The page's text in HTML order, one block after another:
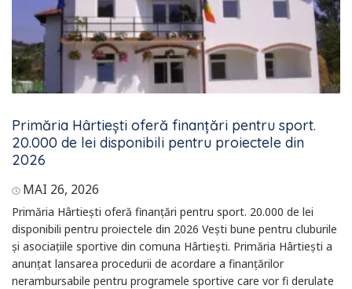
Primăria Hârtiești oferă finanțări pentru sport.
20.000 de lei disponibili pentru proiectele din
2026
MAI 26, 2026
Primăria Hârtiești oferă finanțări pentru sport. 20.000 de lei
disponibili pentru proiectele din 2026 Vești bune pentru cluburile
și asociațiile sportive din comuna Hârtiești. Primăria Hârtiești a
anunțat lansarea procedurii de acordare a finanțărilor
nerambursabile pentru programele sportive care vor fi derulate